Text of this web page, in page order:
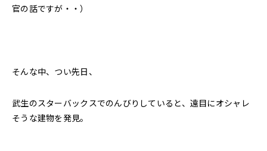
官の話ですが・・）
そんな中、つい先日、
武生のスターバックスでのんびりしていると、遠目にオシャレ
そうな建物を発見。